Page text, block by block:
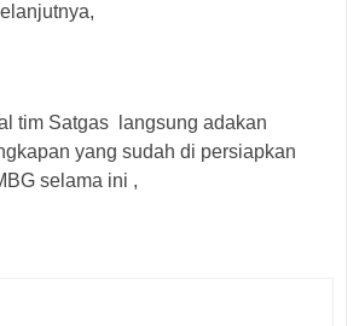
tim Satgas langsung adakan
yang sudah di persiapkan
selama ini ,